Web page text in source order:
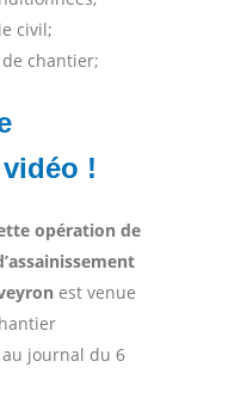
civil;
chantier;
!
opération de
est venue
journal du 6